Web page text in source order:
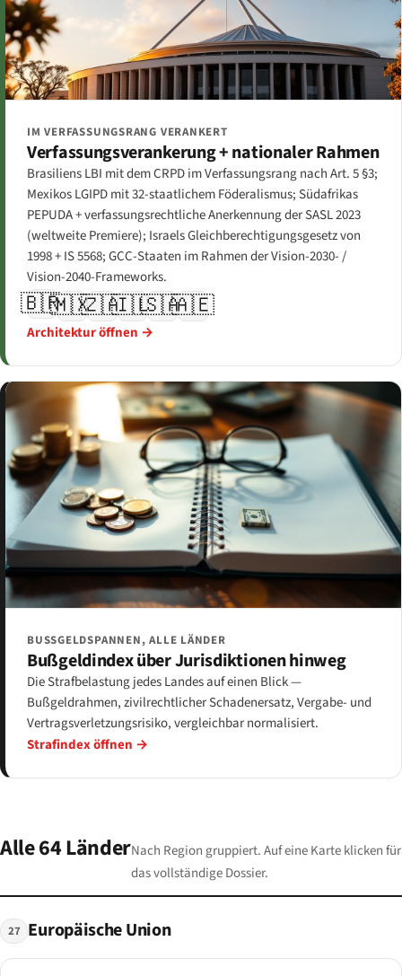
IM VERFASSUNGSRANG VERANKERT
Verfassungsverankerung + nationaler Rahmen
Brasiliens LBI mit dem CRPD im Verfassungsrang nach Art. 5 §3;
Mexikos LGIPD mit 32-staatlichem Föderalismus; Südafrikas
PEPUDA + verfassungsrechtliche Anerkennung der SASL 2023
(weltweite Premiere); Israels Gleichberechtigungsgesetz von
1998 + IS 5568; GCC-Staaten im Rahmen der Vision-2030- /
Vision-2040-Frameworks.
🇧🇷🇲🇽🇿🇦🇮🇱🇸🇦🇦🇪
Architektur öffnen →
BUSSGELDSPANNEN, ALLE LÄNDER
Bußgeldindex über Jurisdiktionen hinweg
Die Strafbelastung jedes Landes auf einen Blick —
Bußgeldrahmen, zivilrechtlicher Schadenersatz, Vergabe- und
Vertragsverletzungsrisiko, vergleichbar normalisiert.
Strafindex öffnen →
Alle 64 LänderNach Region gruppiert. Auf eine Karte klicken für
das vollständige Dossier.
27 Europäische Union